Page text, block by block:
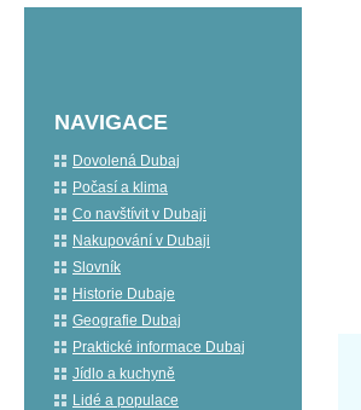
NAVIGACE
Dovolená Dubaj
Počasí a klima
Co navštívit v Dubaji
Nakupování v Dubaji
Slovník
Historie Dubaje
Geografie Dubaj
Praktické informace Dubaj
Jídlo a kuchyně
Lidé a populace